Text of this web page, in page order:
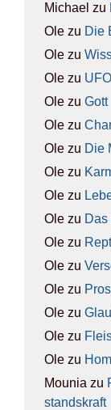
Michael zu
Ole zu Die
Ole zu
Ole zu
Ole zu Gott
Ole zu
Ole zu Die
Ole zu
Ole zu
Ole zu Das
Ole zu
Ole zu
Ole zu
Ole zu
Ole zu
Ole zu
Mounia zu
stands­kraft